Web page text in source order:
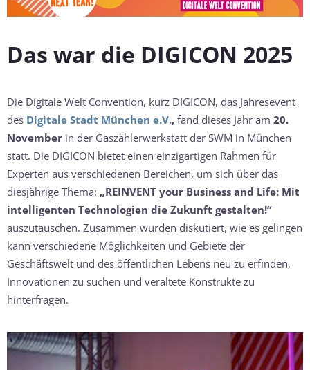
Das war die DIGICON 2025
Die Digitale Welt Convention, kurz DIGICON, das Jahresevent
des Digitale Stadt München e.V., fand dieses Jahr am 20.
November in der Gaszählerwerkstatt der SWM in München
statt. Die DIGICON bietet einen einzigartigen Rahmen für
Experten aus verschiedenen Bereichen, um sich über das
diesjährige Thema: „REINVENT your Business and Life: Mit
intelligenten Technologien die Zukunft gestalten!“
auszutauschen. Zusammen wurden diskutiert, wie es gelingen
kann verschiedene Möglichkeiten und Gebiete der
Geschäftswelt und des öffentlichen Lebens neu zu erfinden,
Innovationen zu suchen und veraltete Konstrukte zu
hinterfragen.